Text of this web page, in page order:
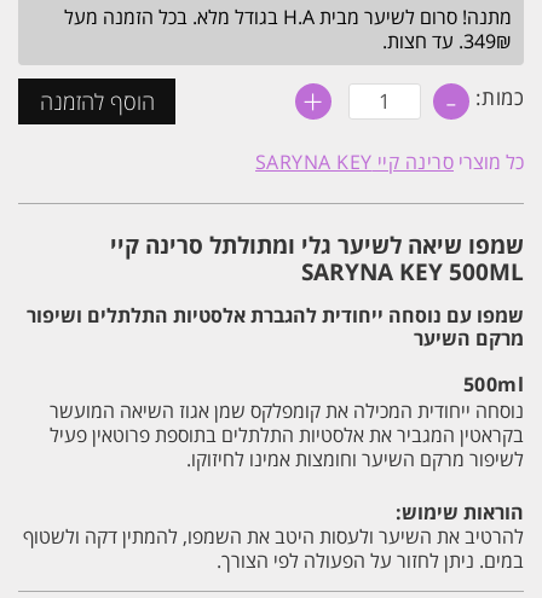
₪89.
₪80.
מתנה! סרום לשיער מבית H.A בגודל מלא. בכל הזמנה מעל
349₪. עד חצות.
כמות: - כמות
של
שיאה
לשיער
ומתולתל
קיי
SARYNA
KEY
500ML
+ הוסף להזמנה
כל מוצרי סרינה קיי SARYNA KEY
שמפו שיאה לשיער גלי ומתולתל סרינה קיי
SARYNA KEY 500ML
שמפו עם נוסחה ייחודית להגברת אלסטיות התלתלים ושיפור
מרקם השיער
500ml
נוסחה ייחודית המכילה את קומפלקס שמן אגוז השיאה המועשר
בקראטין המגביר את אלסטיות התלתלים בתוספת פרוטאין פעיל
לשיפור מרקם השיער וחומצות אמינו לחיזוקו.
הוראות שימוש:
להרטיב את השיער ולעסות היטב את השמפו, להמתין דקה ולשטוף
במים. ניתן לחזור על הפעולה לפי הצורך.